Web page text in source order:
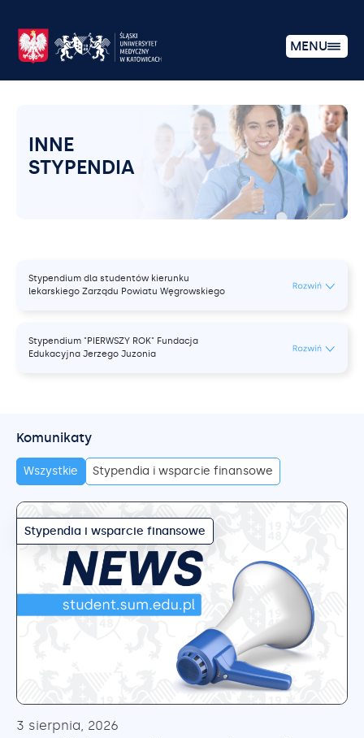
MENU
INNE
STYPENDIA
Stypendium dla studentów kierunku
lekarskiego Zarządu Powiatu Węgrowskiego
Stypendium "PIERWSZY ROK" Fundacja
Edukacyjna Jerzego Juzonia
Komunikaty
Stypendia i wsparcie finansowe
Wszystkie
Stypendia i wsparcie finansowe
3 sierpnia, 2026